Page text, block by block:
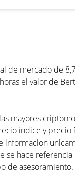
de mercado de
el valor de
índice y
hace
de asesoramiento.